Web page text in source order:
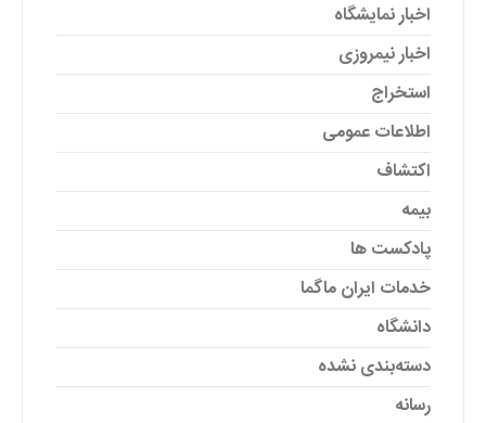
اخبار نمایشگاه
اخبار نیمروزی
استخراج
اطلاعات عمومی
اکتشاف
بیمه
پادکست ها
خدمات ایران ماگما
دانشگاه
دسته‌بندی نشده
رسانه